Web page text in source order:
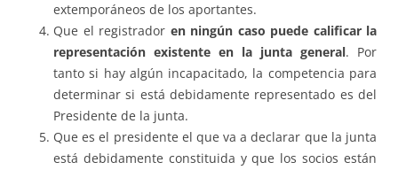
extemporáneos de los aportantes.
Que el registrador en ningún caso puede calificar la
representación existente en la junta general. Por
tanto si hay algún incapacitado, la competencia para
determinar si está debidamente representado es del
Presidente de la junta.
Que es el presidente el que va a declarar que la junta
está debidamente constituida y que los socios están